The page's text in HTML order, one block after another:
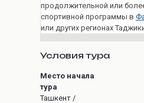
продолжительной или
спортивной программы в
или других регионах
Условия тура
Место начала
тура
Ташкент /